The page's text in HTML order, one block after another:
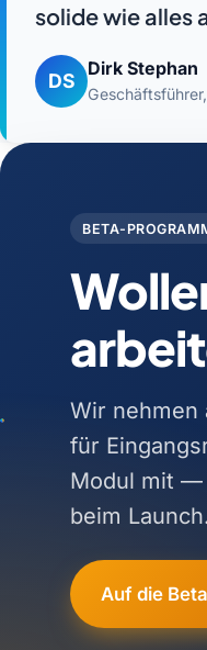
solide wie alles
DS
Dirk Stephan
BETA-
Wir nehmen
für
Modul mit —
beim
Auf die